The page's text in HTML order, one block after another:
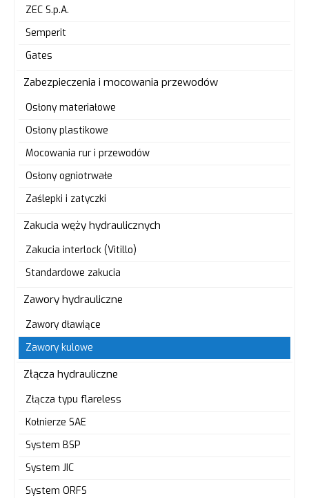
ZEC S.p.A.
Semperit
Gates
Zabezpieczenia i mocowania przewodów
Osłony materiałowe
Osłony plastikowe
Mocowania rur i przewodów
Osłony ogniotrwałe
Zaślepki i zatyczki
Zakucia węży hydraulicznych
Zakucia interlock (Vitillo)
Standardowe zakucia
Zawory hydrauliczne
Zawory dławiące
Zawory kulowe
Złącza hydrauliczne
Złącza typu flareless
Kołnierze SAE
System BSP
System JIC
System ORFS